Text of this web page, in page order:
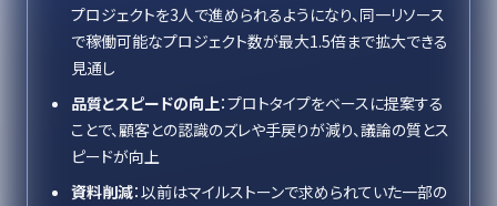
プロジェクトを3人で進められるようになり、同一リソース
で稼働可能なプロジェクト数が最大1.5倍まで拡大できる
見通し
品質とスピードの向上：プロトタイプをベースに提案する
ことで、顧客との認識のズレや手戻りが減り、議論の質とス
ピードが向上
資料削減：以前はマイルストーンで求められていた一部の